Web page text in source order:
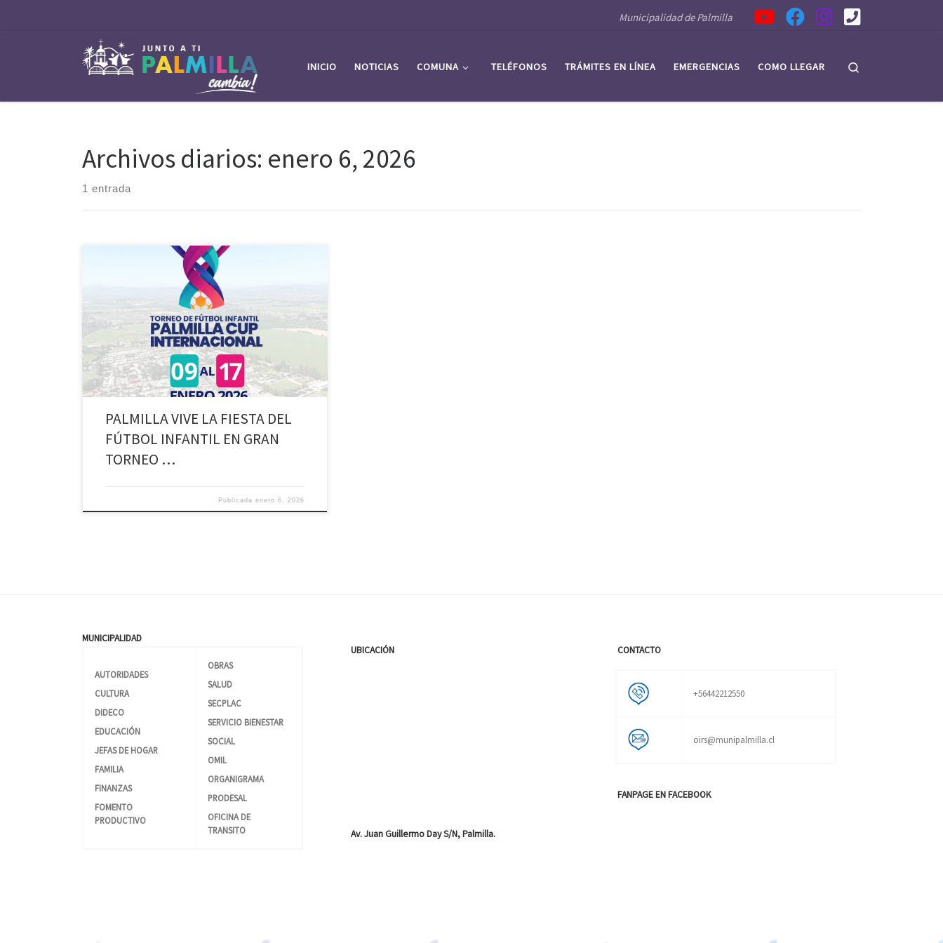
Municipalidad de Palmilla
INICIO NOTICIAS COMUNA TELÉFONOS TRÁMITES EN LÍNEA EMERGENCIAS COMO LLEGAR
Archivos diarios: enero 6, 2026
1 entrada
Palmilla ya vibra con la primera versión del Torneo de
Fútbol Infantil Palmilla Cup Internacional 2026, un
importante evento deportivo que reunirá a escuelas
de fútbol de Chile y Argentina entre los días 9 y 17 de
enero, transformando a la comuna en el epicentro del
fútbol formativo. Durante nueve […]
PALMILLA VIVE LA FIESTA DEL
FÚTBOL INFANTIL EN GRAN
TORNEO …
Publicada enero 6, 2026
MUNICIPALIDAD
AUTORIDADES
CULTURA
DIDECO
EDUCACIÓN
JEFAS DE HOGAR
FAMILIA
FINANZAS
FOMENTO
PRODUCTIVO
OBRAS
SALUD
SECPLAC
SERVICIO BIENESTAR
SOCIAL
OMIL
ORGANIGRAMA
PRODESAL
OFICINA DE
TRANSITO
UBICACIÓN
Av. Juan Guillermo Day S/N, Palmilla.
CONTACTO
+56442212550
oirs@munipalmilla.cl
FANPAGE EN FACEBOOK